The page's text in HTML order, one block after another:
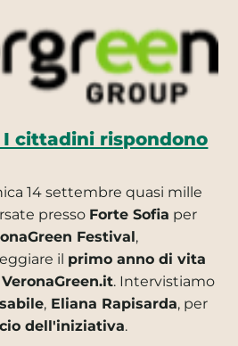
I cittadini rispondono
14 settembre quasi mille
presso Forte Sofia per
Festival,
il primo anno di vita
. Intervistiamo
, Eliana Rapisarda, per
dell'iniziativa.